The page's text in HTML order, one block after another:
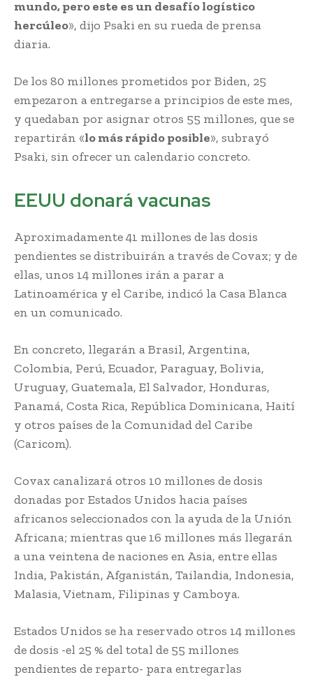
mundo, pero este es un desafío logístico
hercúleo», dijo Psaki en su rueda de prensa
diaria.
De los 80 millones prometidos por Biden, 25
empezaron a entregarse a principios de este mes,
y quedaban por asignar otros 55 millones, que se
repartirán «lo más rápido posible», subrayó
Psaki, sin ofrecer un calendario concreto.
EEUU donará vacunas
Aproximadamente 41 millones de las dosis
pendientes se distribuirán a través de Covax; y de
ellas, unos 14 millones irán a parar a
Latinoamérica y el Caribe, indicó la Casa Blanca
en un comunicado.
En concreto, llegarán a Brasil, Argentina,
Colombia, Perú, Ecuador, Paraguay, Bolivia,
Uruguay, Guatemala, El Salvador, Honduras,
Panamá, Costa Rica, República Dominicana, Haití
y otros países de la Comunidad del Caribe
(Caricom).
Covax canalizará otros 10 millones de dosis
donadas por Estados Unidos hacia países
africanos seleccionados con la ayuda de la Unión
Africana; mientras que 16 millones más llegarán
a una veintena de naciones en Asia, entre ellas
India, Pakistán, Afganistán, Tailandia, Indonesia,
Malasia, Vietnam, Filipinas y Camboya.
Estados Unidos se ha reservado otros 14 millones
de dosis -el 25 % del total de 55 millones
pendientes de reparto- para entregarlas